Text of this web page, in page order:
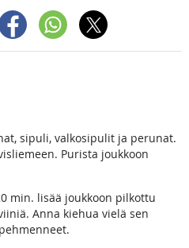
sipuli, valkosipulit ja perunat.
Purista joukkoon
min. lisää joukkoon pilkottu
Anna kiehua vielä sen